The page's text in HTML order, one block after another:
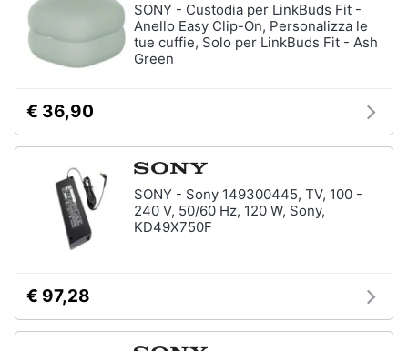
SONY - Custodia per LinkBuds Fit -
Anello Easy Clip-On, Personalizza le
tue cuffie, Solo per LinkBuds Fit - Ash
Green
€ 36,90
SONY - Sony 149300445, TV, 100 -
240 V, 50/60 Hz, 120 W, Sony,
KD49X750F
€ 97,28